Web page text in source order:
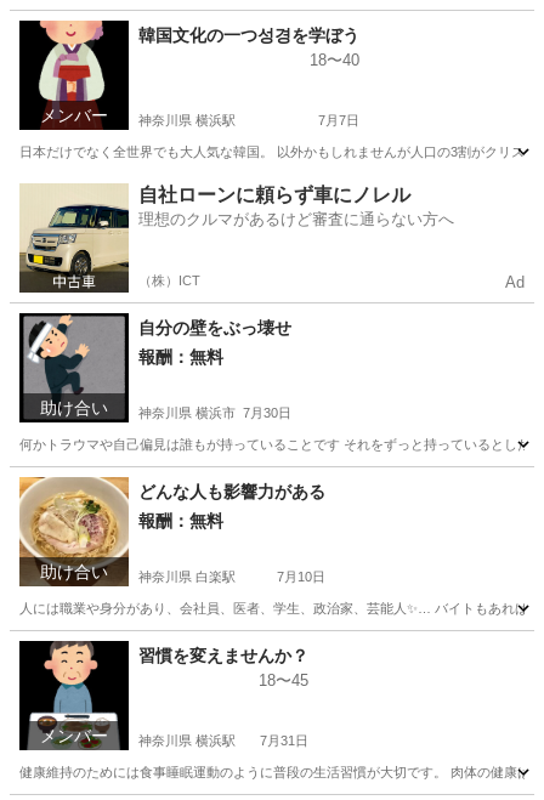
静岡 浜松市 教えたい 神奈川 教えたい
メンバー
韓国文化の一つ성경を学ぼう
18〜40
神奈川県 横浜駅 7月7日
日本だけでなく全世界でも大人気な韓国。 以外かもしれませんが人口の3割がクリス
横浜駅 その他 神奈川 その他
カルチャー
自社ローンに頼らず車にノレル
理想のクルマがあるけど審査に通らない方へ
（株）ICT Ad
助け合い
自分の壁をぶっ壊せ
報酬：無料
神奈川県 横浜市 7月30日
何かトラウマや自己偏見は誰もが持っていることです それをずっと持っているとし
神奈川 横浜市 手伝いたい/助けたい
手伝いたい/助けたい
助け合い
どんな人も影響力がある
報酬：無料
神奈川県 白楽駅 7月10日
人には職業や身分があり、会社員、医者、学生、政治家、芸能人✨… バイトもあれば
神奈川 横浜市 白楽駅 手伝いたい/助けたい
手伝いたい/助けたい
メンバー
習慣を変えませんか？
18〜45
神奈川県 横浜駅 7月31日
健康維持のためには食事睡眠運動のように普段の生活習慣が大切です。 肉体の健康